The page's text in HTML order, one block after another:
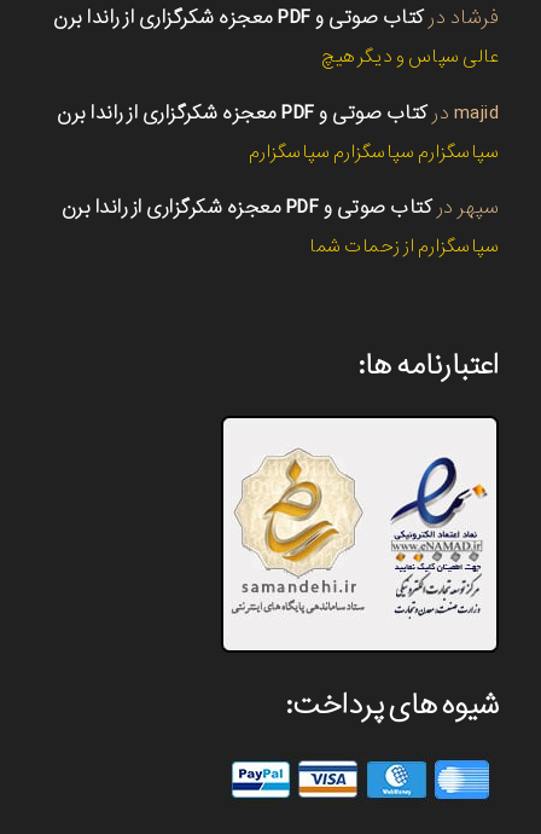
فرشاد درکتاب صوتی و PDF معجزه شکرگزاری از راندا برن
عالی سپاس و دیگر هیچ
majid درکتاب صوتی و PDF معجزه شکرگزاری از راندا برن
سپاسگزارم سپاسگزارم سپاسگزارم
سپهر درکتاب صوتی و PDF معجزه شکرگزاری از راندا برن
سپاسگزارم از زحمات شما
اعتبارنامه ها:
شیوه های پرداخت: